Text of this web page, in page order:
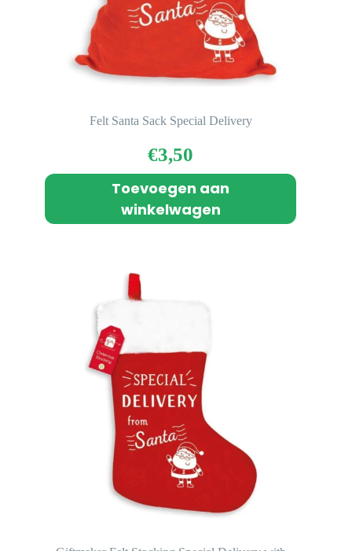
Felt Santa Sack Special Delivery
€3,50
Toevoegen aan
winkelwagen